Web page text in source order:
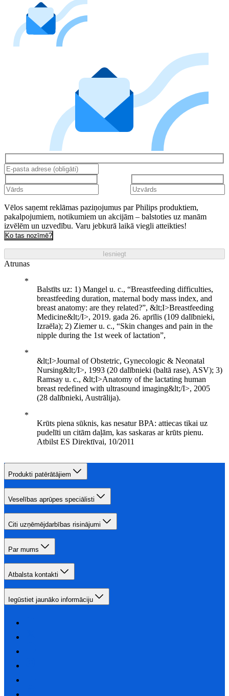
Vēlos saņemt reklāmas paziņojumus par Philips produktiem,
pakalpojumiem, notikumiem un akcijām – balstoties uz manām
izvēlēm un uzvedību. Varu jebkurā laikā viegli atteikties!
Ko tas nozīmē?
Iesniegt
Atrunas
Balstīts uz: 1) Mangel u. c., “Breastfeeding difficulties,
breastfeeding duration, maternal body mass index, and
breast anatomy: are they related?”, &lt;I>Breastfeeding
Medicine&lt;/I>, 2019. gada 26. aprīlis (109 dalībnieki,
Izraēla); 2) Ziemer u. c., “Skin changes and pain in the
nipple during the 1st week of lactation”,
&lt;I>Journal of Obstetric, Gynecologic & Neonatal
Nursing&lt;/I>, 1993 (20 dalībnieki (baltā rase), ASV); 3)
Ramsay u. c., &lt;I>Anatomy of the lactating human
breast redefined with ultrasound imaging&lt;/I>, 2005
(28 dalībnieki, Austrālija).
Krūts piena sūknis, kas nesatur BPA: attiecas tikai uz
pudelīti un citām daļām, kas saskaras ar krūts pienu.
Atbilst ES Direktīvai, 10/2011
Produkti patērātājiem
Veselības aprūpes speciālisti
Citi uzņēmējdarbības risinājumi
Par mums
Atbalsta kontakti
Iegūstiet jaunāko informāciju